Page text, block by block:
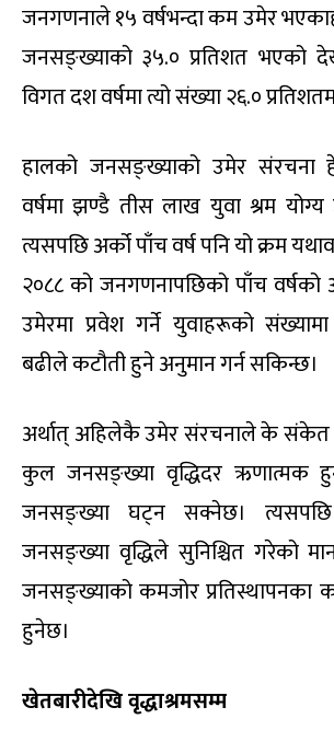
जनगणनाले १५ वर्षभन्दा कम उमेर
जनसङ्ख्याको ३५.० प्रतिशत भएको
विगत दश वर्षमा त्यो संख्या २६.०
हालको जनसङ्ख्याको उमेर संरचना
वर्षमा झण्डै तीस लाख युवा श्रम
त्यसपछि अर्को पाँच वर्ष पनि यो क्रम
२०८८ को जनगणनापछिको पाँच वर्षको
उमेरमा प्रवेश गर्ने युवाहरूको संख्यामा
बढीले कटौती हुने अनुमान गर्न सकिन्छ।
अर्थात् अहिलेकै उमेर संरचनाले के
कुल जनसङ्ख्या वृद्धिदर ऋणात्मक
जनसङ्ख्या घट्न सक्नेछ।
जनसङ्ख्या वृद्धिले सुनिश्चित गरेको
जनसङ्ख्याको कमजोर प्रतिस्थापनका
हुनेछ।
खेतबारीदेखि वृद्धाश्रमसम्म